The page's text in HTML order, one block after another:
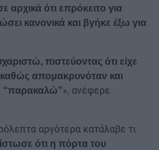
αρχικά ότι επρόκειτο για
κανονικά και βγήκε έξω για
πιστεύοντας ότι είχε
απομακρυνόταν και
“παρακαλώ”», ανέφερε
αργότερα κατάλαβε τι
ότι η πόρτα του